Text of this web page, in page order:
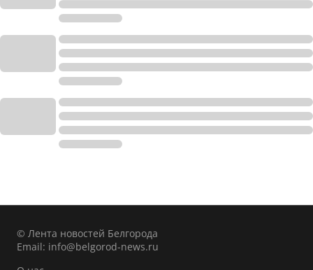
© Лента новостей Белгорода
Email: info@belgorod-news.ru